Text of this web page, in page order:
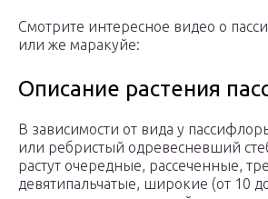
Смотрите интересное видео о
или же маракуйе:
Описание растения
В зависимости от вида у
или ребристый одревесневший
растут очередные, рассеченные,
девятипальчатые, широкие (от 10